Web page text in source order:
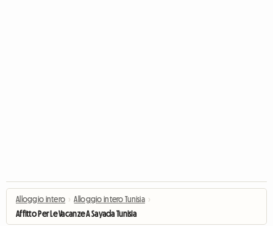
Alloggio intero › Alloggio intero Tunisia ›
Affitto Per Le Vacanze A Sayada Tunisia